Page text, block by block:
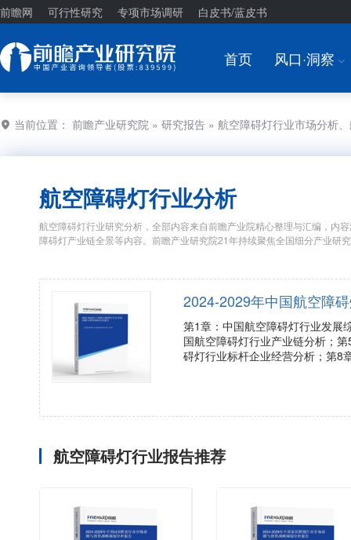
前瞻网 可行性研究 专项市场调研 白皮书/蓝皮书
首页 风口·洞察 I
当前位置： 前瞻产业研究院 » 研究报告 » 航空障碍灯行业市场分析
航空障碍灯行业分析
航空障碍灯行业研究分析，全部内容来自前瞻产业院精心整理与汇编，内
障碍灯产业链全景等内容。前瞻产业研究院21年持续聚焦全国细分产业研
2024-2029年中国航空障
第1章：中国航空障碍灯行业发展
国航空障碍灯行业产业链分析；
碍灯行业标杆企业经营分析；第8
航空障碍灯行业报告推荐